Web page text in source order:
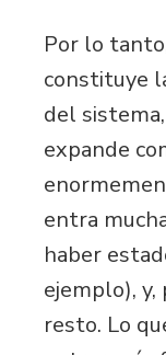
Por lo
constituye
del
expande
entra
haber
ejemplo),
resto. Lo